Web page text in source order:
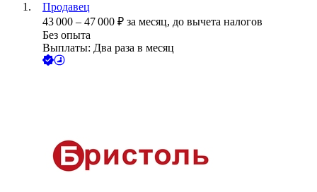
Продавец
43 000 – 47 000 ₽ за месяц, до вычета налогов
Без опыта
Выплаты: Два раза в месяц